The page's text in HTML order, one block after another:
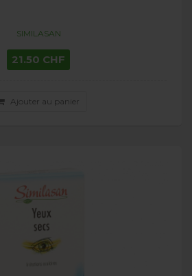
SIMILASAN
21.50 CHF
Ajouter au panier